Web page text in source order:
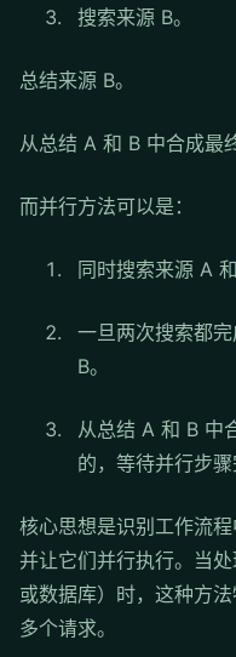
搜索来源 B。
总结来源 B。
从总结 A 和 B 中合成最
而并行方法可以是：
同时搜索来源 A
一旦两次搜索都
B。
从总结 A 和 B 中
的，等待并行步骤
核心思想是识别工作流
并让它们并行执行。当
或数据库）时，这种方
多个请求。